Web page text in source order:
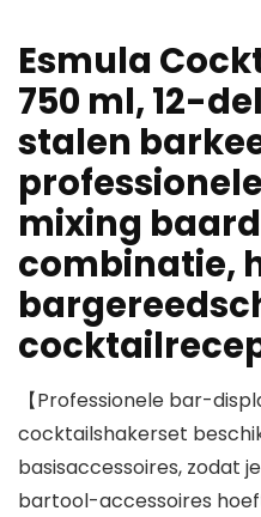
Esmula
750 ml, 12-
stalen
mixing
combinatie,
【Professionele bar-
cocktailshakerset
basisaccessoires, zodat
bartool-accessoires